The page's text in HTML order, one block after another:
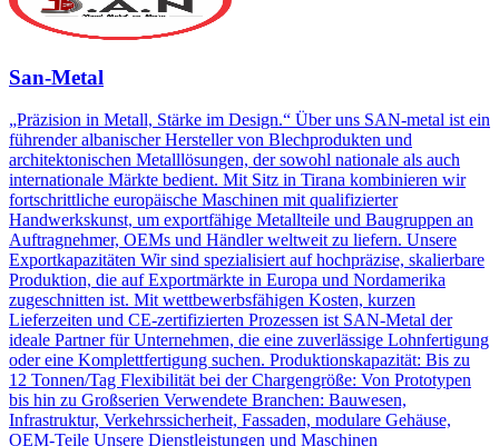
San-Metal
„Präzision in Metall, Stärke im Design.“ Über uns SAN-metal ist ein
führender albanischer Hersteller von Blechprodukten und
architektonischen Metalllösungen, der sowohl nationale als auch
internationale Märkte bedient. Mit Sitz in Tirana kombinieren wir
fortschrittliche europäische Maschinen mit qualifizierter
Handwerkskunst, um exportfähige Metallteile und Baugruppen an
Auftragnehmer, OEMs und Händler weltweit zu liefern. Unsere
Exportkapazitäten Wir sind spezialisiert auf hochpräzise, skalierbare
Produktion, die auf Exportmärkte in Europa und Nordamerika
zugeschnitten ist. Mit wettbewerbsfähigen Kosten, kurzen
Lieferzeiten und CE-zertifizierten Prozessen ist SAN-Metal der
ideale Partner für Unternehmen, die eine zuverlässige Lohnfertigung
oder eine Komplettfertigung suchen. Produktionskapazität: Bis zu
12 Tonnen/Tag Flexibilität bei der Chargengröße: Von Prototypen
bis hin zu Großserien Verwendete Branchen: Bauwesen,
Infrastruktur, Verkehrssicherheit, Fassaden, modulare Gehäuse,
OEM-Teile Unsere Dienstleistungen und Maschinen